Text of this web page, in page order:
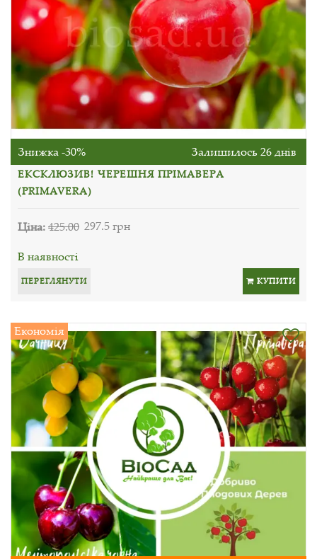
Знижка -30% Залишилось 26 днів
ЕКСКЛЮЗИВ! ЧЕРЕШНЯ ПРІМАВЕРА
(PRIMAVERA)
Ціна:425.00 297.5 грн
В наявності
ПЕРЕГЛЯНУТИ КУПИТИ
Економія